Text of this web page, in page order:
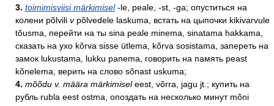
3. toimimisviisi märkimisel-le, peale, -st, -ga; опуститься на
колени põlvili vpõlvedele laskuma, встать на цыпочки kikivarvule
tõusma, перейти на ты sina peale minema, sinatama hakkama,
сказать на ухо kõrva sisse ütlema, kõrva sosistama, запереть на
замок lukustama, lukku panema, говорить на память peast
kõnelema, верить на слово sõnast uskuma;
4. mõõdu v. määra märkimiseleest, võrra, jagu jt.; купить на
рубль rubla eest ostma, опоздать на несколько минут mõni